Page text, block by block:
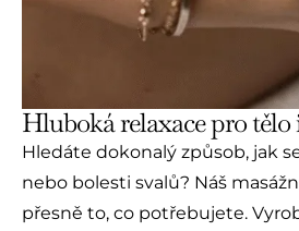
Hluboká relaxace pro tělo
Hledáte dokonalý způsob, jak
nebo bolesti svalů? Náš
přesně to, co potřebujete.